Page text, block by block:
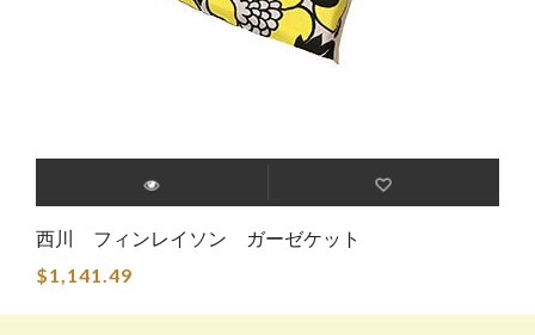
西川 フィンレイソン ガーゼケット
$1,141.49